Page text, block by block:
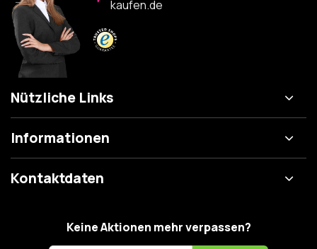
kaufen.de
Nützliche Links
Informationen
Kontaktdaten
Keine Aktionen mehr verpassen?